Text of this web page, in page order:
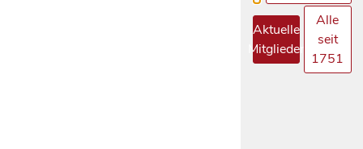
Aktuelle
Mitglieder
Alle
seit
1751